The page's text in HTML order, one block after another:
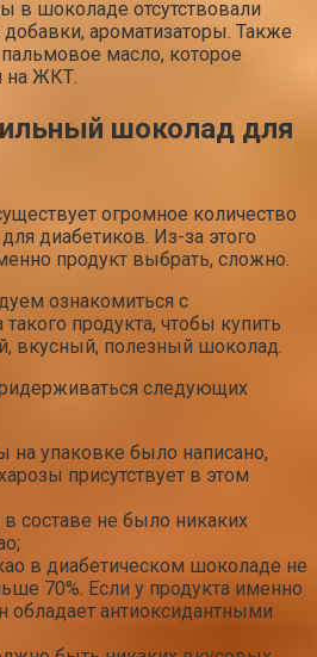
в шоколаде отсутствовали
ароматизаторы. Также
масло, которое
на ЖКТ.
шоколад для
огромное количество
диабетиков. Из-за этого
продукт выбрать, сложно.
ознакомиться с
продукта, чтобы купить
вкусный, полезный шоколад.
следующих
на упаковке было написано,
присутствует в этом
составе не было никаких
в диабетическом шоколаде не
70%. Если у продукта именно
обладает антиоксидантными